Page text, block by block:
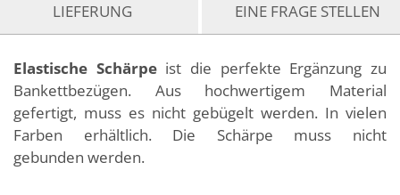
LIEFERUNG EINE FRAGE STELLEN
Elastische Schärpeist die perfekte Ergänzung zu
Bankettbezügen. Aus hochwertigem Material
gefertigt, muss es nicht gebügelt werden. In vielen
Farben erhältlich. Die Schärpe muss nicht
gebunden werden.